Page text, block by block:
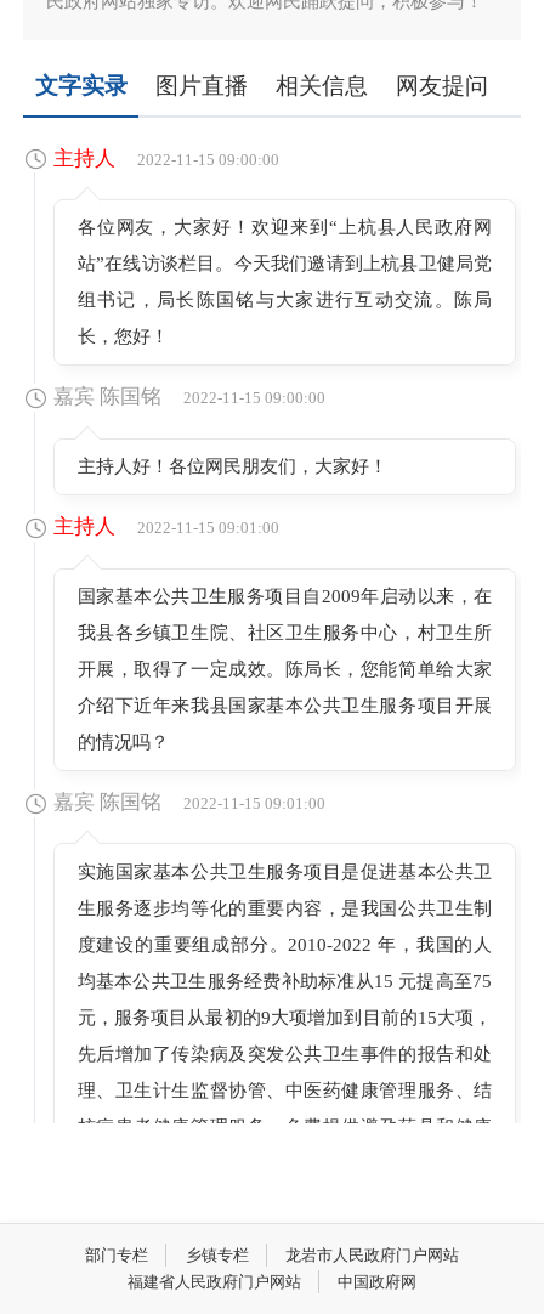
文字实录 图片直播 相关信息 网友提问
主持人 2022-11-15 09:00:00
各位网友，大家好！欢迎来到“上杭县人民政府网
站”在线访谈栏目。今天我们邀请到上杭县卫健局党
组书记，局长陈国铭与大家进行互动交流。陈局
长，您好！
嘉宾 陈国铭 2022-11-15 09:00:00
主持人好！各位网民朋友们，大家好！
主持人 2022-11-15 09:01:00
国家基本公共卫生服务项目自2009年启动以来，在
我县各乡镇卫生院、社区卫生服务中心，村卫生所
开展，取得了一定成效。陈局长，您能简单给大家
介绍下近年来我县国家基本公共卫生服务项目开展
的情况吗？
嘉宾 陈国铭 2022-11-15 09:01:00
实施国家基本公共卫生服务项目是促进基本公共卫
生服务逐步均等化的重要内容，是我国公共卫生制
度建设的重要组成部分。2010-2022 年，我国的人
均基本公共卫生服务经费补助标准从15 元提高至75
元，服务项目从最初的9大项增加到目前的15大项，
先后增加了传染病及突发公共卫生事件的报告和处
理、卫生计生监督协管、中医药健康管理服务、结
核病患者健康管理服务、免费提供避孕药具和健康
基本公共卫生服务，不断提高居民健康水平。
部门专栏 乡镇专栏
龙岩市人民政府门户网站
福建省人民政府门户网站
中国政府网